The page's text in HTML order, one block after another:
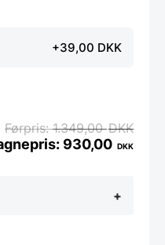
+39,00 DKK
+
1.349,00DKK
930,00 DKK